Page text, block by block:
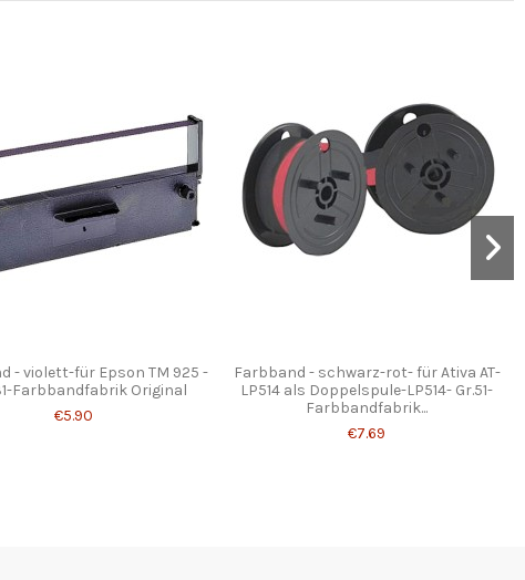
- violett-für Epson TM 925 -
Farbbandfabrik Original
€5.90
Farbband - schwarz-rot- für Ativa AT-
LP514 als Doppelspule-LP514- Gr.51-
Farbbandfabrik...
€7.69